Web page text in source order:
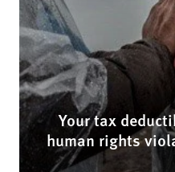
Your tax
human rights